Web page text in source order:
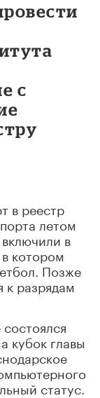
с
в реестр
летом
в
котором
Позже
к разрядам
кубок главы
статус.